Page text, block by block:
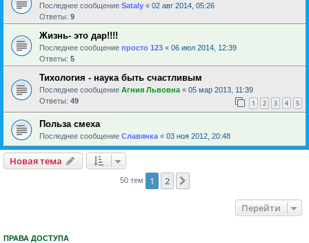
Последнее сообщение Sataly « 02 авг 2014, 05:26
Ответы: 9
Жизнь- это дар!!!!
Последнее сообщение просто 123 « 06 июл 2014, 12:39
Ответы: 5
Тихология - наука быть счастливым
Последнее сообщение Агния Львовна « 05 мар 2013, 11:39
Ответы: 49 1 2 3 4 5
Польза смеха
Последнее сообщение Славянка « 03 ноя 2012, 20:48
Новая тема
50 тем 1 2
Перейти
ПРАВА ДОСТУПА